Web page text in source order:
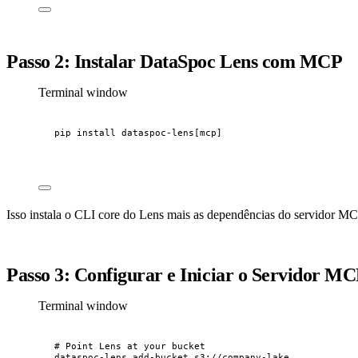
Passo 2: Instalar DataSpoc Lens com MCP
Terminal window
pip install dataspoc-lens[mcp]
Isso instala o CLI core do Lens mais as dependências do servidor
Passo 3: Configurar e Iniciar o Servidor
Terminal window
# Point Lens at your bucket